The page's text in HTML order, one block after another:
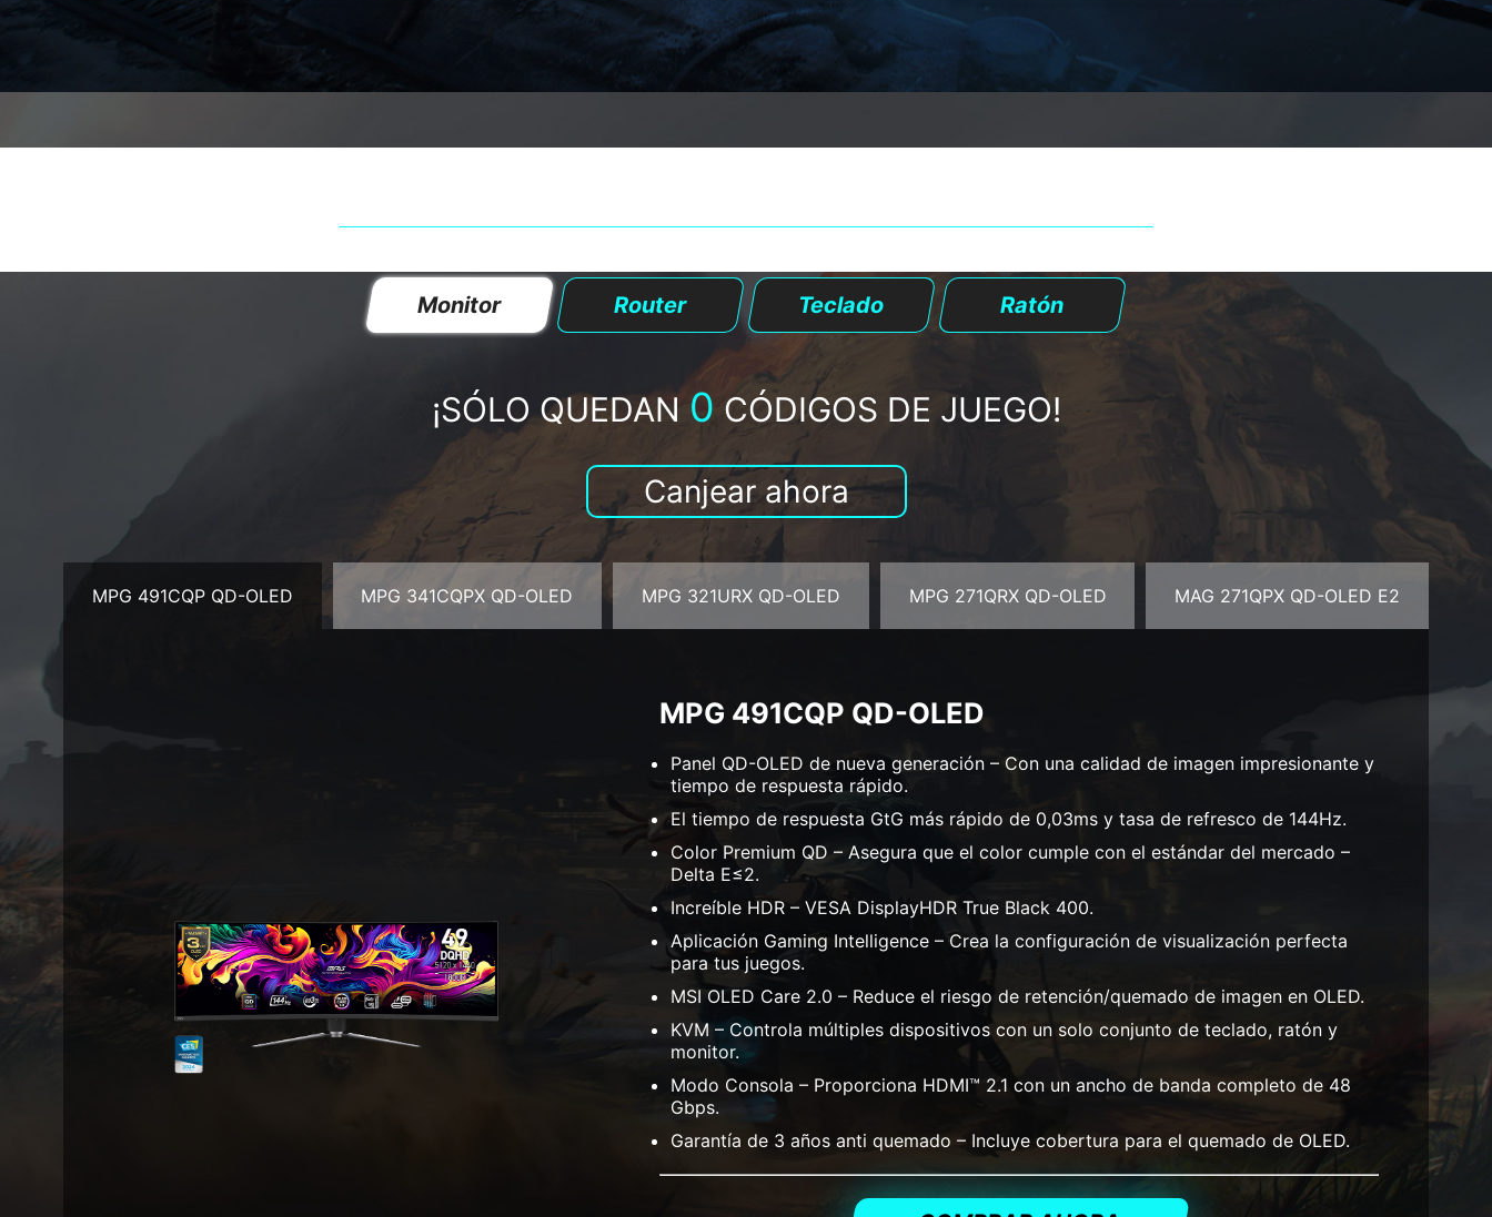
Monitor Router Teclado Ratón
¡SÓLO QUEDAN 0 CÓDIGOS DE JUEGO!
Canjear ahora
MPG 491CQP QD-OLED MPG 341CQPX QD-OLED MPG 321URX QD-OLED MPG 271QRX QD-OLED MAG 271QPX QD-OLED E2
MPG 491CQP QD-OLED
Panel QD-OLED de nueva generación – Con una calidad de imagen impresionante y
tiempo de respuesta rápido.
El tiempo de respuesta GtG más rápido de 0,03ms y tasa de refresco de 144Hz.
Color Premium QD – Asegura que el color cumple con el estándar del mercado –
Delta E≤2.
Increíble HDR – VESA DisplayHDR True Black 400.
Aplicación Gaming Intelligence – Crea la configuración de visualización perfecta
para tus juegos.
MSI OLED Care 2.0 – Reduce el riesgo de retención/quemado de imagen en OLED.
KVM – Controla múltiples dispositivos con un solo conjunto de teclado, ratón y
monitor.
Modo Consola – Proporciona HDMI™ 2.1 con un ancho de banda completo de 48
Gbps.
Garantía de 3 años anti quemado – Incluye cobertura para el quemado de OLED.